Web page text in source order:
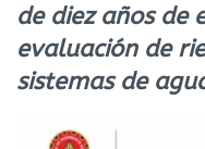
de diez años de
evaluación de
sistemas de